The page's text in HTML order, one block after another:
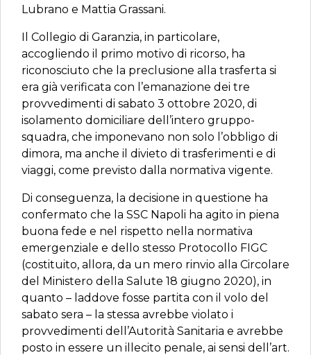
Lubrano e Mattia Grassani.
Il Collegio di Garanzia, in particolare,
accogliendo il primo motivo di ricorso, ha
riconosciuto che la preclusione alla trasferta si
era già verificata con l’emanazione dei tre
provvedimenti di sabato 3 ottobre 2020, di
isolamento domiciliare dell’intero gruppo-
squadra, che imponevano non solo l’obbligo di
dimora, ma anche il divieto di trasferimenti e di
viaggi, come previsto dalla normativa vigente.
Di conseguenza, la decisione in questione ha
confermato che la SSC Napoli ha agito in piena
buona fede e nel rispetto nella normativa
emergenziale e dello stesso Protocollo FIGC
(costituito, allora, da un mero rinvio alla Circolare
del Ministero della Salute 18 giugno 2020), in
quanto – laddove fosse partita con il volo del
sabato sera – la stessa avrebbe violato i
provvedimenti dell’Autorità Sanitaria e avrebbe
posto in essere un illecito penale, ai sensi dell’art.